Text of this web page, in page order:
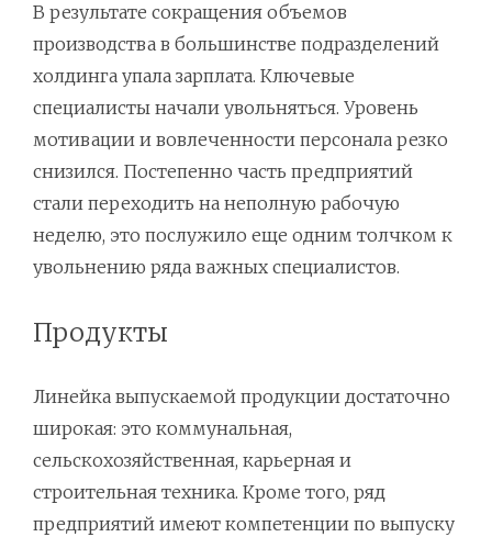
В результате сокращения объемов
производства в большинстве подразделений
холдинга упала зарплата. Ключевые
специалисты начали увольняться. Уровень
мотивации и вовлеченности персонала резко
снизился. Постепенно часть предприятий
стали переходить на неполную рабочую
неделю, это послужило еще одним толчком к
увольнению ряда важных специалистов.
Продукты
Линейка выпускаемой продукции достаточно
широкая: это коммунальная,
сельскохозяйственная, карьерная и
строительная техника. Кроме того, ряд
предприятий имеют компетенции по выпуску